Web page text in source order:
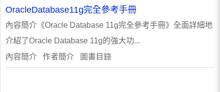
OracleDatabase11g完全參考手冊
內容簡介《Oracle Database 11g完全參考手冊》全面詳細地
介紹了Oracle Database 11g的強大功...
內容簡介 作者簡介 圖書目錄